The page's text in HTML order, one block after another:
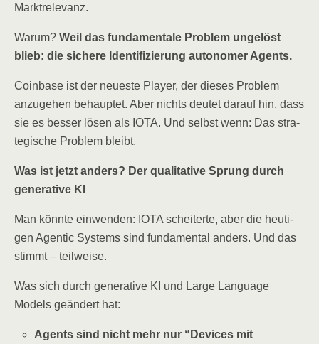
Marktrelevanz.
War­um? Weil das fun­da­men­ta­le Pro­blem unge­löst
blieb: die siche­re Iden­ti­fi­zie­rung auto­no­mer Agents.
Coin­ba­se ist der neu­es­te Play­er, der die­ses Pro­blem
anzu­ge­hen behaup­tet. Aber nichts deu­tet dar­auf hin, dass
sie es bes­ser lösen als IOTA. Und selbst wenn: Das stra­
te­gi­sche Pro­blem bleibt.
Was ist jetzt anders? Der qua­li­ta­ti­ve Sprung durch
gene­ra­ti­ve KI
Man könn­te ein­wen­den: IOTA schei­ter­te, aber die heu­ti­
gen Agen­tic Sys­tems sind fun­da­men­tal anders. Und das
stimmt – teilweise.
Was sich durch gene­ra­ti­ve KI und Lar­ge Lan­guage
Models geän­dert hat:
Agents sind nicht mehr nur “Devices mit